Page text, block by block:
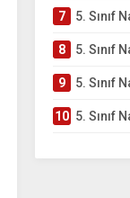
7 5. Sınıf
8 5. Sınıf
9 5. Sınıf
10 5. Sınıf